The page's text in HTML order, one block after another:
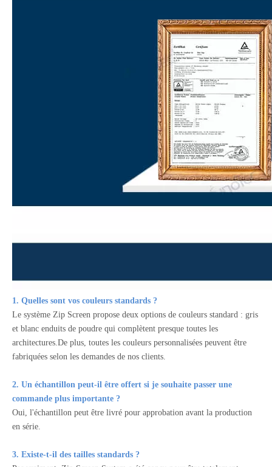
1. Quelles sont vos couleurs standards ?
Le système Zip Screen propose deux options de couleurs standard : gris
et blanc enduits de poudre qui complètent presque toutes les
architectures.De plus, toutes les couleurs personnalisées peuvent être
fabriquées selon les demandes de nos clients.
2. Un échantillon peut-il être offert si je souhaite passer une
commande plus importante ?
Oui, l'échantillon peut être livré pour approbation avant la production
en série.
3. Existe-t-il des tailles standards ?